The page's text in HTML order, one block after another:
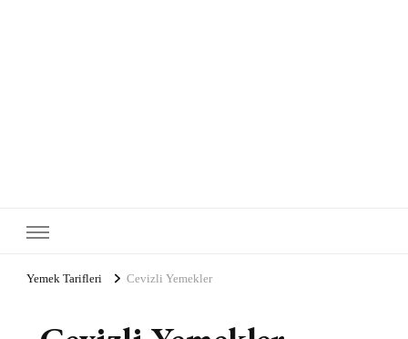
Yemek Tarifleri Cevizli Yemekler